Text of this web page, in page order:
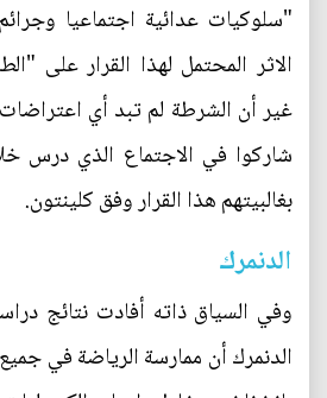
"سلوكيات عدائية اجتماعيا
الاثر المحتمل لهذا القرار على
غير أن الشرطة لم تبد أي
شاركوا في الاجتماع الذي درس
بغالبيتهم هذا القرار وفق كلينتون.
الدنمرك
وفي السياق ذاته أفادت نتائج
الدنمرك أن ممارسة الرياضة في